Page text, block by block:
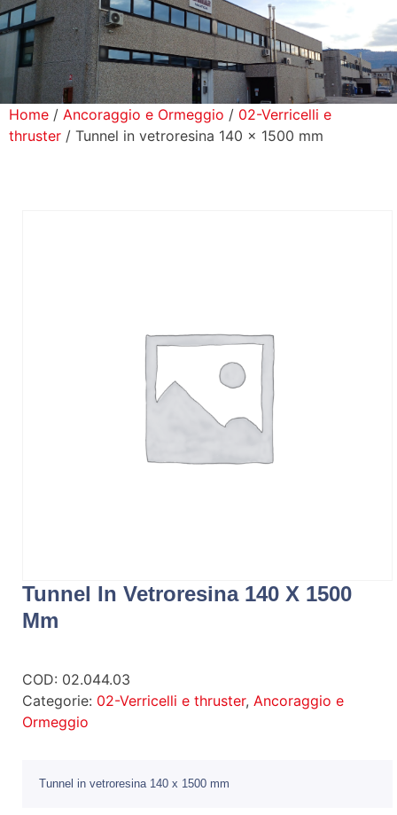
Prodotti
Home / Ancoraggio e Ormeggio / 02-Verricelli e
thruster / Tunnel in vetroresina 140 x 1500 mm
Tunnel In Vetroresina 140 X 1500
Mm
COD: 02.044.03
Categorie: 02-Verricelli e thruster, Ancoraggio e
Ormeggio
Tunnel in vetroresina 140 x 1500 mm